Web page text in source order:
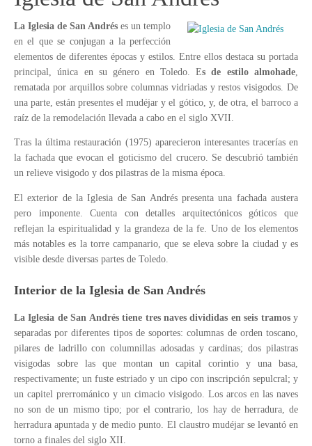
La Iglesia de San Andrés es un templo
en el que se conjugan a la perfección
elementos de diferentes épocas y estilos. Entre ellos destaca su portada
principal, única en su género en Toledo. Es de estilo almohade
rematada por arquillos sobre columnas vidriadas y restos visigodos. De
una parte, están presentes el mudéjar y el gótico, y, de otra, el barroco a
raíz de la remodelación llevada a cabo en el siglo XVII.
Tras la última restauración (1975) aparecieron interesantes tracerías en
la fachada que evocan el goticismo del crucero. Se descubrió también
un relieve visigodo y dos pilastras de la misma época.
El exterior de la Iglesia de San Andrés presenta una fachada austera
pero imponente. Cuenta con detalles arquitectónicos góticos que
reflejan la espiritualidad y la grandeza de la fe. Uno de los elementos
más notables es la torre campanario, que se eleva sobre la ciudad y es
visible desde diversas partes de Toledo.
Interior de la Iglesia de San Andrés
La Iglesia de San Andrés tiene tres naves divididas en seis tramosy
separadas por diferentes tipos de soportes: columnas de orden toscano,
pilares de ladrillo con columnillas adosadas y cardinas; dos pilastras
visigodas sobre las que montan un capital corintio y una basa,
respectivamente; un fuste estriado y un cipo con inscripción sepulcral; y
un capitel prerrománico y un cimacio visigodo. Los arcos en las naves
no son de un mismo tipo; por el contrario, los hay de herradura, de
herradura apuntada y de medio punto. El claustro mudéjar se levantó en
torno a finales del siglo XII.